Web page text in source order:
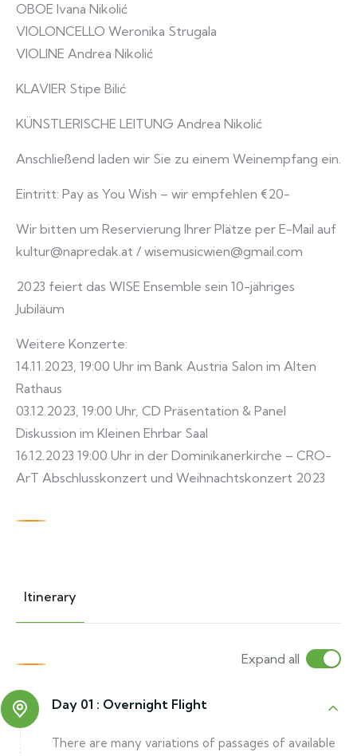
OBOE Ivana Nikolić
VIOLONCELLO Weronika Strugala
VIOLINE Andrea Nikolić
KLAVIER Stipe Bilić
KÜNSTLERISCHE LEITUNG Andrea Nikolić
Anschließend laden wir Sie zu einem Weinempfang ein.
Eintritt: Pay as You Wish – wir empfehlen €20-
Wir bitten um Reservierung Ihrer Plätze per E-Mail auf
kultur@napredak.at / wisemusicwien@gmail.com
2023 feiert das WISE Ensemble sein 10-jähriges
Jubiläum
Weitere Konzerte:
14.11.2023, 19:00 Uhr im Bank Austria Salon im Alten
Rathaus
03.12.2023, 19:00 Uhr, CD Präsentation & Panel
Diskussion im Kleinen Ehrbar Saal
16.12.2023 19:00 Uhr in der Dominikanerkirche – CRO-
ArT Abschlusskonzert und Weihnachtskonzert 2023
Itinerary
Expand all
Day 01 : Overnight Flight
There are many variations of passages of available